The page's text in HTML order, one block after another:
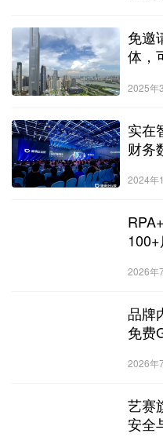
免邀
体，
2025年
实在
财务
2024年
2026年
品牌
免费
2026年
艺赛
安全